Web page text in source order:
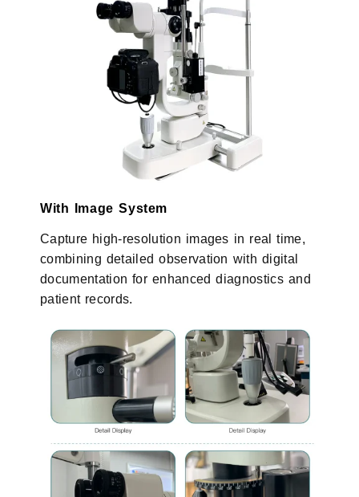
With Image System
Capture high-resolution images in real time,
combining detailed observation with digital
documentation for enhanced diagnostics and
patient records.